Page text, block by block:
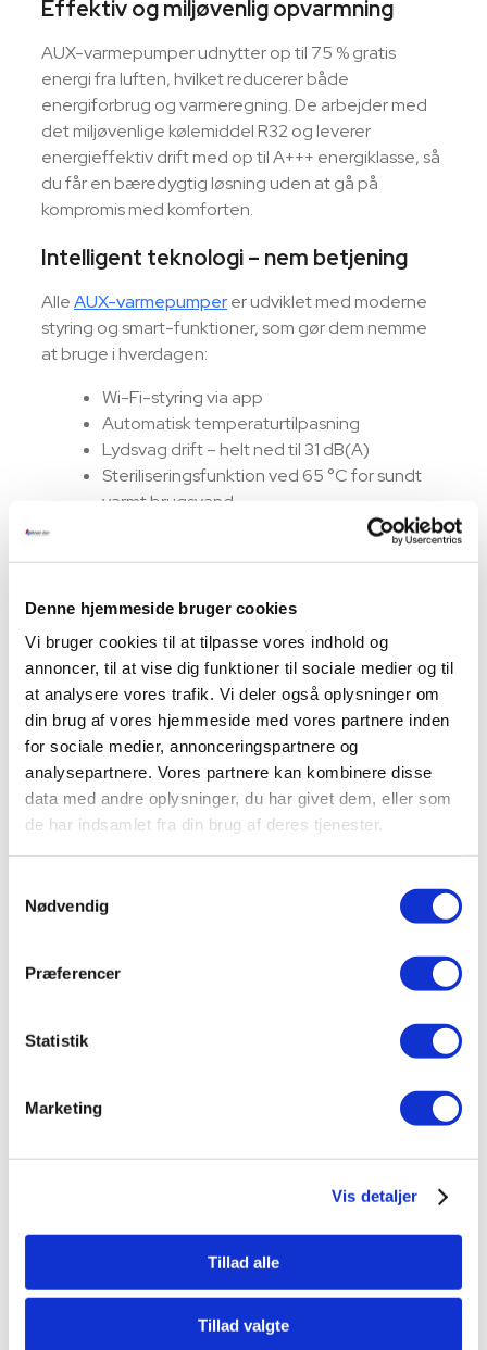
Denne hjemmeside bruger cookies
Vi bruger cookies til at tilpasse vores indhold og
annoncer, til at vise dig funktioner til sociale medier og til
at analysere vores trafik. Vi deler også oplysninger om
din brug af vores hjemmeside med vores partnere inden
for sociale medier, annonceringspartnere og
analysepartnere. Vores partnere kan kombinere disse
data med andre oplysninger, du har givet dem, eller som
de har indsamlet fra din brug af deres tjenester.
Nødvendig
Præferencer
Statistik
Marketing
Vis detaljer
Tillad alle
Tillad valgte
Effektiv og miljøvenlig opvarmning
AUX-varmepumper udnytter op til 75 % gratis
energi fra luften, hvilket reducerer både
energiforbrug og varmeregning. De arbejder med
det miljøvenlige kølemiddel R32 og leverer
energieffektiv drift med op til A+++ energiklasse, så
du får en bæredygtig løsning uden at gå på
kompromis med komforten.
Intelligent teknologi – nem betjening
AlleAUX-varmepumperer udviklet med moderne
styring og smart-funktioner, som gør dem nemme
at bruge i hverdagen:
Wi-Fi-styring via app
Automatisk temperaturtilpasning
Lydsvag drift – helt ned til 31 dB(A)
Steriliseringsfunktion ved 65 °C for sundt
varmt brugsvand
ECO-mode og SG Ready for intelligent
AUX kombinerer avanceret inverter-teknologi med
intuitiv betjening, så du får høj ydeevne, lavt
energiforbrug og minimal vedligeholdelse .
Designet til det nordiske klima
AUXluft til vand varmepumper er testet til drift helt
ned til -25 °C, og sikrer pålidelig varme året rundt.
Systemerne er udviklet til både nybyggeri og
modernisering og kan nemt integreres med
Fordelene ved en AUX-varmepumpe
Nem installation og lavt vedligehold
Miljøvenlig drift – uden skadelige emissioner
Klar til integration med solceller og Smart
ønsker en prisvenlig varmepumpe med moderne
teknologi og høj driftsikkerhed. Serien dækker både
luft til luft og luft til vand modeller
levere effektiv varme, køling og varmt vand, uanset